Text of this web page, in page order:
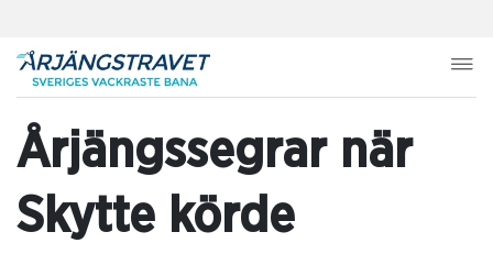
Årjängssegrar när
Skytte körde